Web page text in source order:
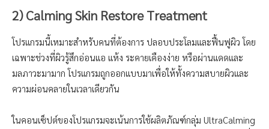
2) Calming Skin Restore Treatment
โปรแกรมนี้เหมาะสำหรับคนที่ต้องการ ปลอบประโลมและฟื้นฟูผิว โดย
เฉพาะช่วงที่ผิวรู้สึกอ่อนแอ แห้ง ระคายเคืองง่าย หรือผ่านแดดและ
มลภาวะมามาก โปรแกรมถูกออกแบบมาเพื่อให้ทั้งความสบายผิวและ
ความผ่อนคลายในเวลาเดียวกัน
ในคอนเซ็ปต์ของโปรแกรมจะเน้นการใช้ผลิตภัณฑ์กลุ่ม UltraCalming